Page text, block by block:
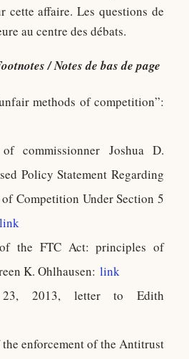
cette affaire. Les questions de
au centre des débats.
/ Notes de bas de page
methods of competition”:
commissionner Joshua D.
Policy Statement Regarding
Competition Under Section 5
link
the FTC Act: principles of
K. Ohlhausen: link
2013, letter to Edith
enforcement of the Antitrust